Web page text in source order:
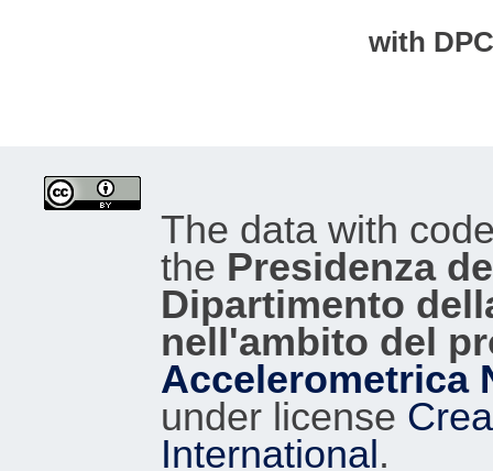
with
The data with
the Presidenza
Dipartimento
nell'ambito del
Accelerometrica
under license
International.